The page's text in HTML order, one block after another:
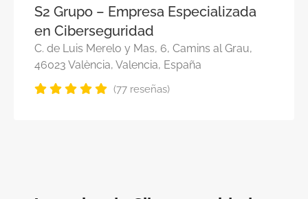
S2 Grupo – Empresa Especializada
en Ciberseguridad
C. de Luis Merelo y Mas, 6, Camins al Grau,
46023 València, Valencia, España
(77 reseñas)